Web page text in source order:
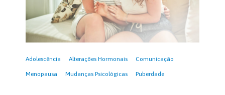
Adolescência Alterações Hormonais Comunicação
Menopausa Mudanças Psicológicas Puberdade